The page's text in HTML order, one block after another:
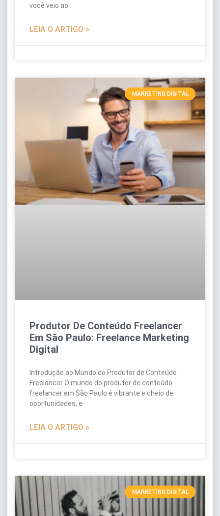
você veio ao
LEIA O ARTIGO »
MARKETING DIGITAL
Produtor De Conteúdo Freelancer
Em São Paulo: Freelance Marketing
Digital
Introdução ao Mundo do Produtor de Conteúdo
Freelancer O mundo do produtor de conteúdo
freelancer em São Paulo é vibrante e cheio de
oportunidades, e
LEIA O ARTIGO »
MARKETING DIGITAL